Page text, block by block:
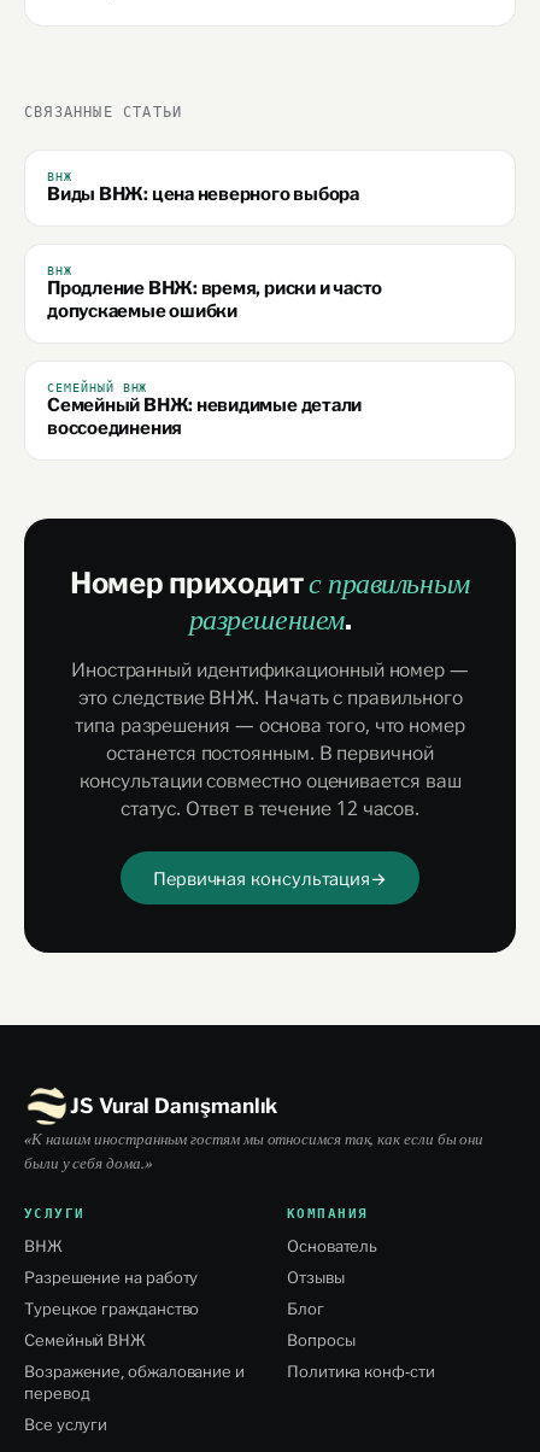
СВЯЗАННЫЕ СТАТЬИ
ВНЖ
Виды ВНЖ: цена неверного выбора
ВНЖ
Продление ВНЖ: время, риски и часто
допускаемые ошибки
СЕМЕЙНЫЙ ВНЖ
Семейный ВНЖ: невидимые детали
воссоединения
Номер приходитс правильным
разрешением.
Иностранный идентификационный номер —
это следствие ВНЖ. Начать с правильного
типа разрешения — основа того, что номер
останется постоянным. В первичной
консультации совместно оценивается ваш
статус. Ответ в течение 12 часов.
Первичная консультация→
JS Vural Danışmanlık
«К нашим иностранным гостям мы относимся так, как если бы они
были у себя дома.»
УСЛУГИ
ВНЖ
Разрешение на работу
Турецкое гражданство
Семейный ВНЖ
Возражение, обжалование и
перевод
Все услуги
КОМПАНИЯ
Основатель
Отзывы
Блог
Вопросы
Политика конф-сти